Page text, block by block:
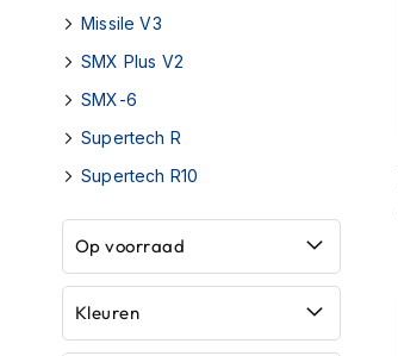
helmen
Heren
scooterhelmen
scooterhelmen
Systeemhelmen
Jethelmen
Integraalhelmen
Missile V3
SMX Plus V2
SMX-6
Supertech R
Supertech R10
Op voorraad
Kleuren